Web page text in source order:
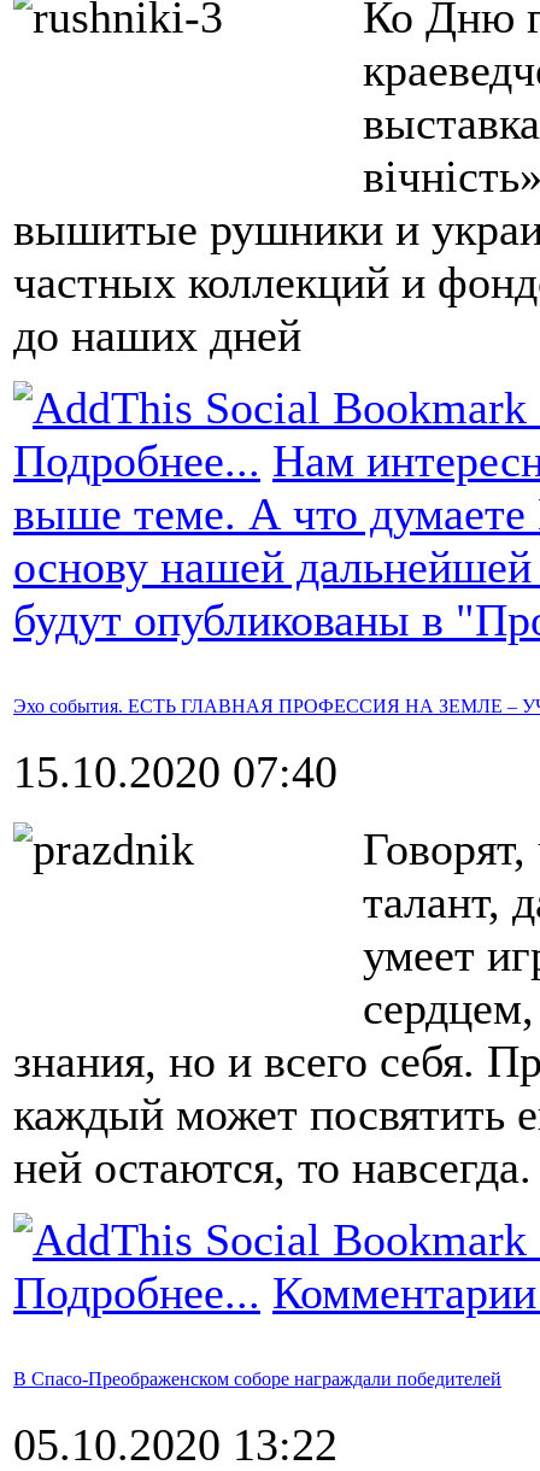
Ко Дню
вышитые рушники и
частных коллекций и
до наших дней
Подробнее... Нам
выше теме. А что
основу нашей
будут опубликованы в
Эхо события. ЕСТЬ ГЛАВНАЯ ПРОФЕССИЯ НА ЗЕМЛЕ –
15.10.2020 07:40
талант,
умеет
знания, но и всего себя.
каждый может посвятить
ней остаются, то навсегда.
Подробнее...
В Спасо-Преображенском соборе награждали победителей
05.10.2020 13:22